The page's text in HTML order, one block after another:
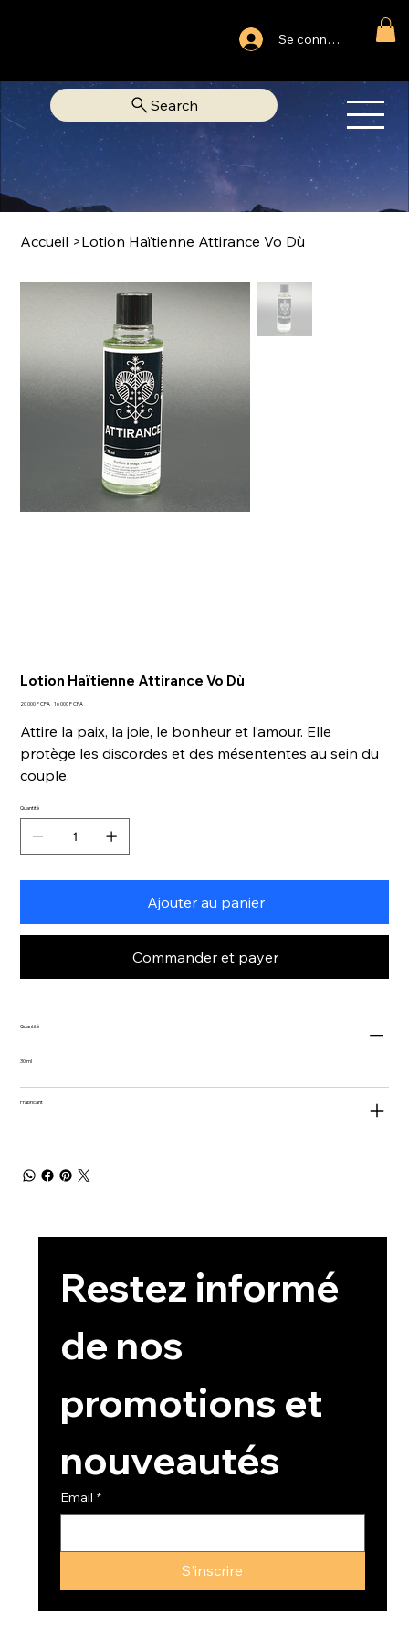
Se connecter
Accueil >Lotion Haïtienne Attirance Vo Dù
Lotion Haïtienne Attirance Vo Dù
Prix
20 000 F CFA Prix
16 000 F CFA
Attire la paix, la joie, le bonheur et l’amour. Elle
protège les discordes et des mésententes au sein du
couple.
Quantité
Ajouter au panier
Commander et payer
Quantité
30 ml
Frabricant
LIBRAIRIE SPIRITUELLESearch
Restez informé
de nos
promotions et
nouveautés
Email *
S'inscrire